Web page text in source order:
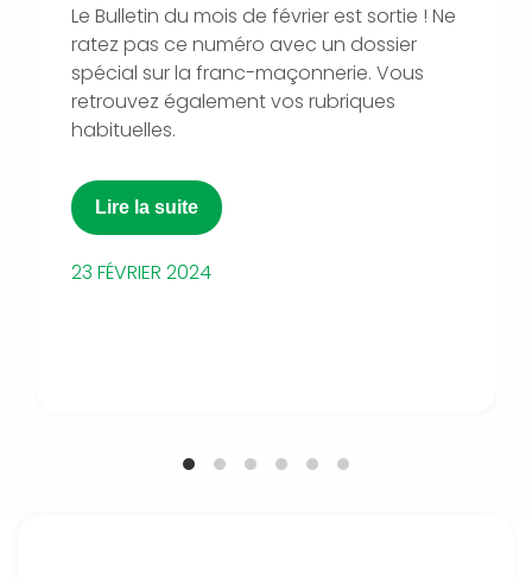
Le Bulletin du mois de février est sortie ! Ne
ratez pas ce numéro avec un dossier
spécial sur la franc-maçonnerie. Vous
retrouvez également vos rubriques
habituelles.
Lire la suite
23 FÉVRIER 2024